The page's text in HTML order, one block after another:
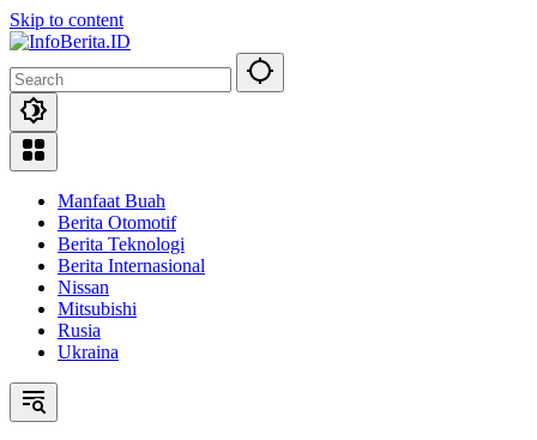
Skip to content
Manfaat Buah
Berita Otomotif
Berita Teknologi
Berita Internasional
Nissan
Mitsubishi
Rusia
Ukraina